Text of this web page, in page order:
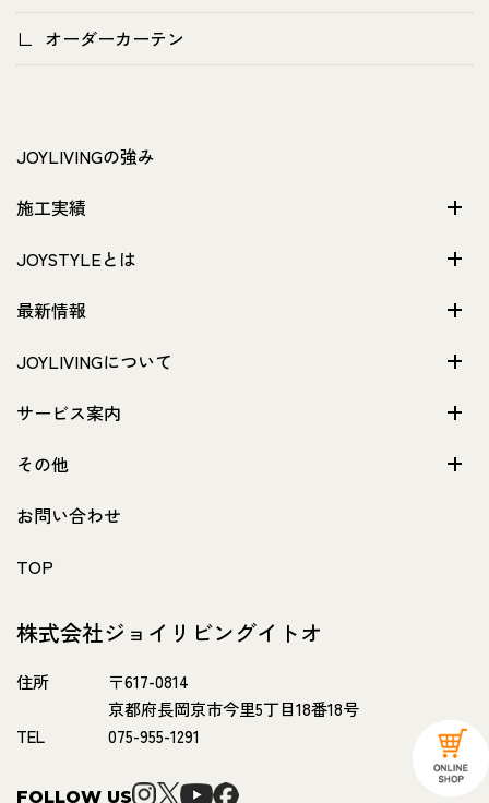
オーダーカーテン
JOYLIVINGの強み
施工実績
JOYSTYLEとは
最新情報
JOYLIVINGについて
サービス案内
その他
お問い合わせ
TOP
株式会社ジョイリビングイトオ
住所
〒617-0814
京都府長岡京市今里5丁目18番18号
TEL
075-955-1291
FOLLOW US